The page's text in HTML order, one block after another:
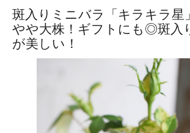
斑入りミニバラ「キラキラ星」
やや大株！ギフトにも◎斑入
が美しい！